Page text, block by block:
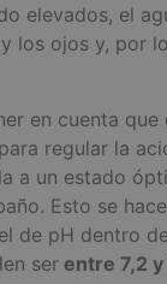
elevados, el
los ojos y, por
en cuenta
para regular la
a un estado
Esto se
de pH dentro
ser entre 7,2 y